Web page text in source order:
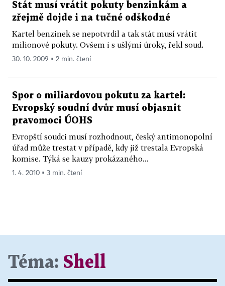
Stát musí vrátit pokuty benzinkám a
zřejmě dojde i na tučné odškodné
Kartel benzinek se nepotvrdil a tak stát musí vrátit
milionové pokuty. Ovšem i s ušlými úroky, řekl soud.
30. 10. 2009 ▪ 2 min. čtení
Spor o miliardovou pokutu za kartel:
Evropský soudní dvůr musí objasnit
pravomoci ÚOHS
Evropští soudci musí rozhodnout, český antimonopolní
úřad může trestat v případě, kdy již trestala Evropská
komise. Týká se kauzy prokázaného...
1. 4. 2010 ▪ 3 min. čtení
Téma: Shell